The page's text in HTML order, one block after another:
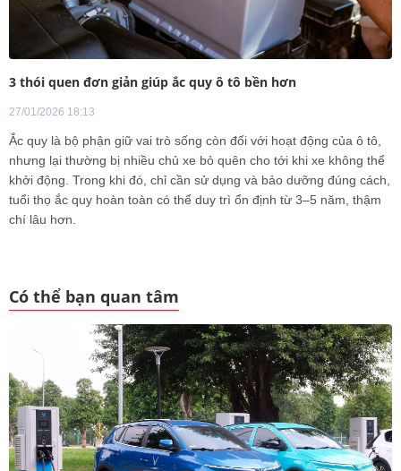
3 thói quen đơn giản giúp ắc quy ô tô bền hơn
27/01/2026 18:13
Ắc quy là bộ phận giữ vai trò sống còn đối với hoạt động của ô tô,
nhưng lại thường bị nhiều chủ xe bỏ quên cho tới khi xe không thể
khởi động. Trong khi đó, chỉ cần sử dụng và bảo dưỡng đúng cách,
tuổi thọ ắc quy hoàn toàn có thể duy trì ổn định từ 3–5 năm, thậm
chí lâu hơn.
Có thể bạn quan tâm